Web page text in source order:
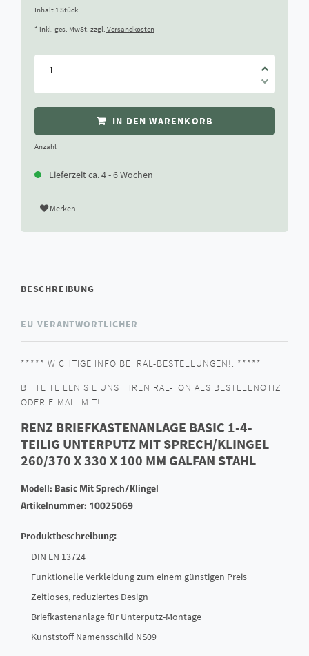
Inhalt 1 Stück
* inkl. ges. MwSt. zzgl. Versandkosten
IN DEN WARENKORB
Anzahl
Lieferzeit ca. 4 - 6 Wochen
Merken
BESCHREIBUNG
EU-VERANTWORTLICHER
***** WICHTIGE INFO BEI RAL-BESTELLUNGEN!: *****
BITTE TEILEN SIE UNS IHREN RAL-TON ALS BESTELLNOTIZ
ODER E-MAIL MIT!
RENZ BRIEFKASTENANLAGE BASIC 1-4-
TEILIG UNTERPUTZ MIT SPRECH/KLINGEL
260/370 X 330 X 100 MM GALFAN STAHL
Modell: Basic Mit Sprech/Klingel
Artikelnummer: 10025069
Produktbeschreibung:
DIN EN 13724
Funktionelle Verkleidung zum einem günstigen Preis
Zeitloses, reduziertes Design
Briefkastenanlage für Unterputz-Montage
Kunststoff Namensschild NS09